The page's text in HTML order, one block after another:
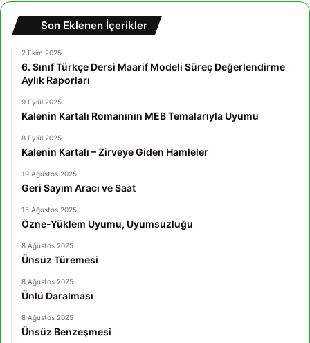
Son Eklenen İçerikler
2 Ekim 2025
6. Sınıf Türkçe Dersi Maarif Modeli Süreç Değerlendirme
Aylık Raporları
9 Eylül 2025
Kalenin Kartalı Romanının MEB Temalarıyla Uyumu
8 Eylül 2025
Kalenin Kartalı – Zirveye Giden Hamleler
19 Ağustos 2025
Geri Sayım Aracı ve Saat
15 Ağustos 2025
Özne-Yüklem Uyumu, Uyumsuzluğu
8 Ağustos 2025
Ünsüz Türemesi
8 Ağustos 2025
Ünlü Daralması
8 Ağustos 2025
Ünsüz Benzeşmesi